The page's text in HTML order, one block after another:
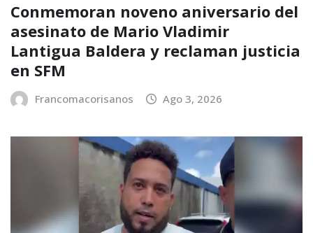
Conmemoran noveno aniversario del
asesinato de Mario Vladimir
Lantigua Baldera y reclaman justicia
en SFM
Francomacorisanos Ago 3, 2026